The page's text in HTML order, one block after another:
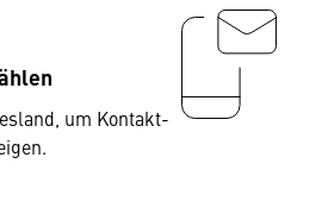
um Kontakt-